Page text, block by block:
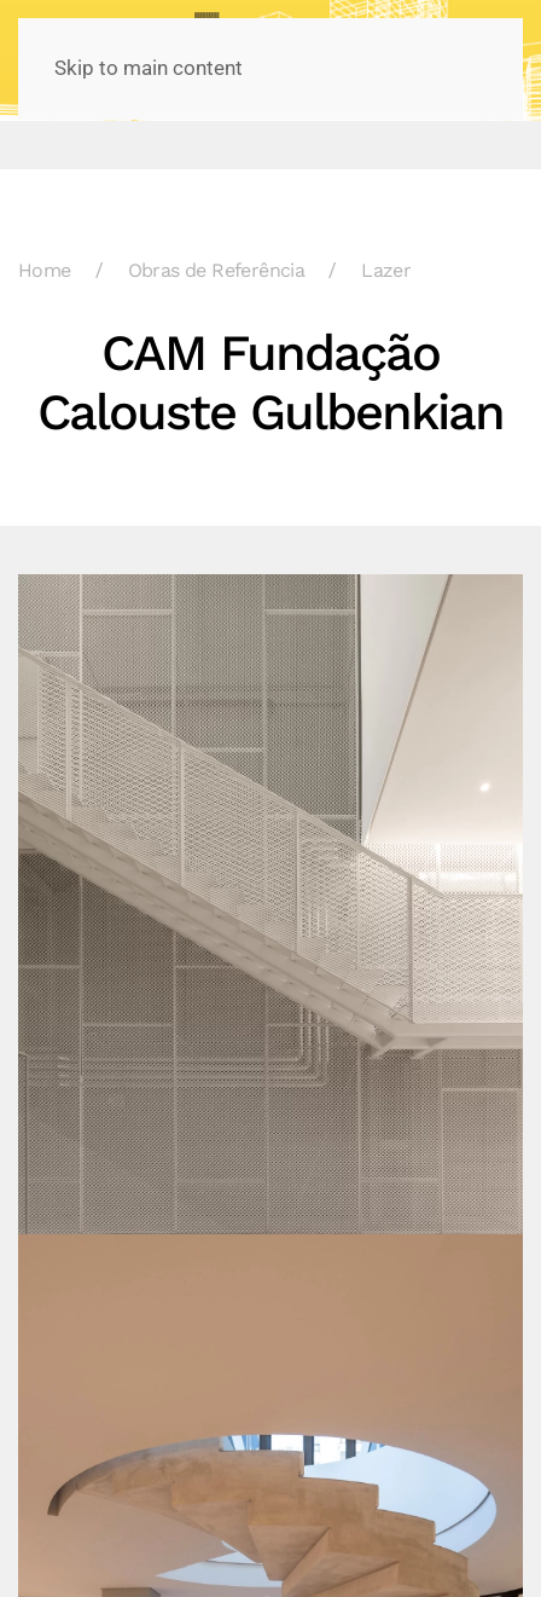
Skip to main content
Home Obras de Referência Lazer
CAM Fundação
Calouste Gulbenkian